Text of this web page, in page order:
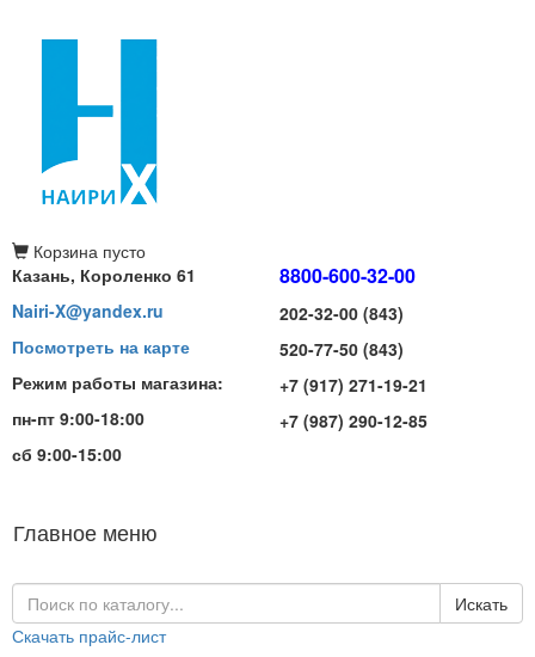
Корзина пусто
Казань, Короленко 61
Nairi-X@yandex.ru
Посмотреть на карте
Режим работы магазина:
пн-пт 9:00-18:00
сб 9:00-15:00
8800-600-32-00
202-32-00 (843)
520-77-50 (843)
+7 (917) 271-19-21
+7 (987) 290-12-85
Главное меню
Искать
Скачать прайс-лист